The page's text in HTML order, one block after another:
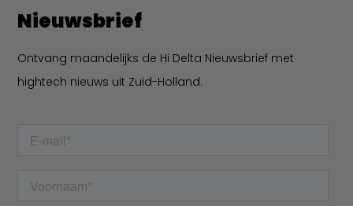
Nieuwsbrief
Ontvang maandelijks de Hi Delta Nieuwsbrief met
hightech nieuws uit Zuid-Holland.